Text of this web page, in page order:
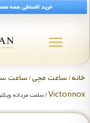
خرید اقساطی همه
خانه/ساعت مچی/ساعت
Victorinox/ ساعت مردانه